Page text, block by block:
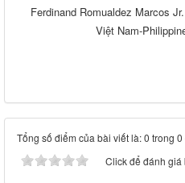
Ferdinand Romualdez Marcos
Việt Nam-
Tổng số điểm của bài viết là: 0 trong
Click để đánh giá